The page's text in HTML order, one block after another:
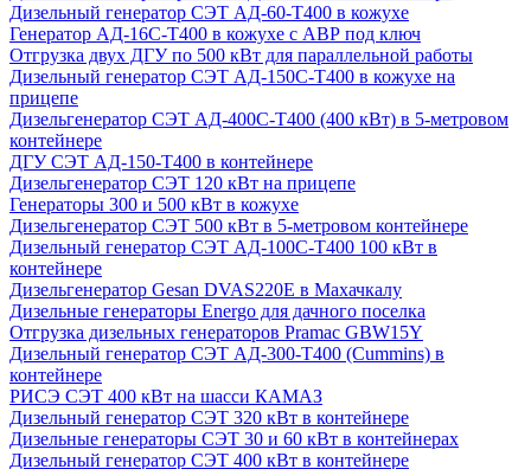
Дизельный генератор СЭТ АД-60-Т400 в кожухе
Генератор АД-16С-Т400 в кожухе с АВР под ключ
Отгрузка двух ДГУ по 500 кВт для параллельной работы
Дизельный генератор СЭТ АД-150С-Т400 в кожухе на
прицепе
Дизельгенератор СЭТ АД-400С-Т400 (400 кВт) в 5-метровом
контейнере
ДГУ СЭТ АД-150-Т400 в контейнере
Дизельгенератор СЭТ 120 кВт на прицепе
Генераторы 300 и 500 кВт в кожухе
Дизельгенератор СЭТ 500 кВт в 5-метровом контейнере
Дизельный генератор СЭТ АД-100С-Т400 100 кВт в
контейнере
Дизельгенератор Gesan DVAS220E в Махачкалу
Дизельные генераторы Energo для дачного поселка
Отгрузка дизельных генераторов Pramac GВW15Y
Дизельный генератор СЭТ АД-300-Т400 (Cummins) в
контейнере
РИСЭ СЭТ 400 кВт на шасси КАМАЗ
Дизельный генератор СЭТ 320 кВт в контейнере
Дизельные генераторы СЭТ 30 и 60 кВт в контейнерах
Дизельный генератор СЭТ 400 кВт в контейнере